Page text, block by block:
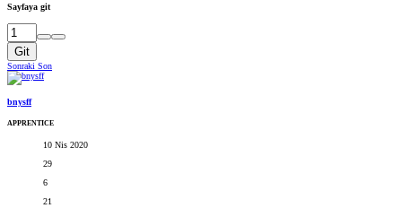
Sayfaya git
Git
Sonraki Son
bnysff
APPRENTICE
10 Nis 2020
29
6
21